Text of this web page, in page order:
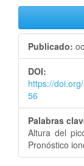
Barra
lateral
del
artículo
Publicado:
DOI:
https://
56
Palabras
Altura del
Pronóstico